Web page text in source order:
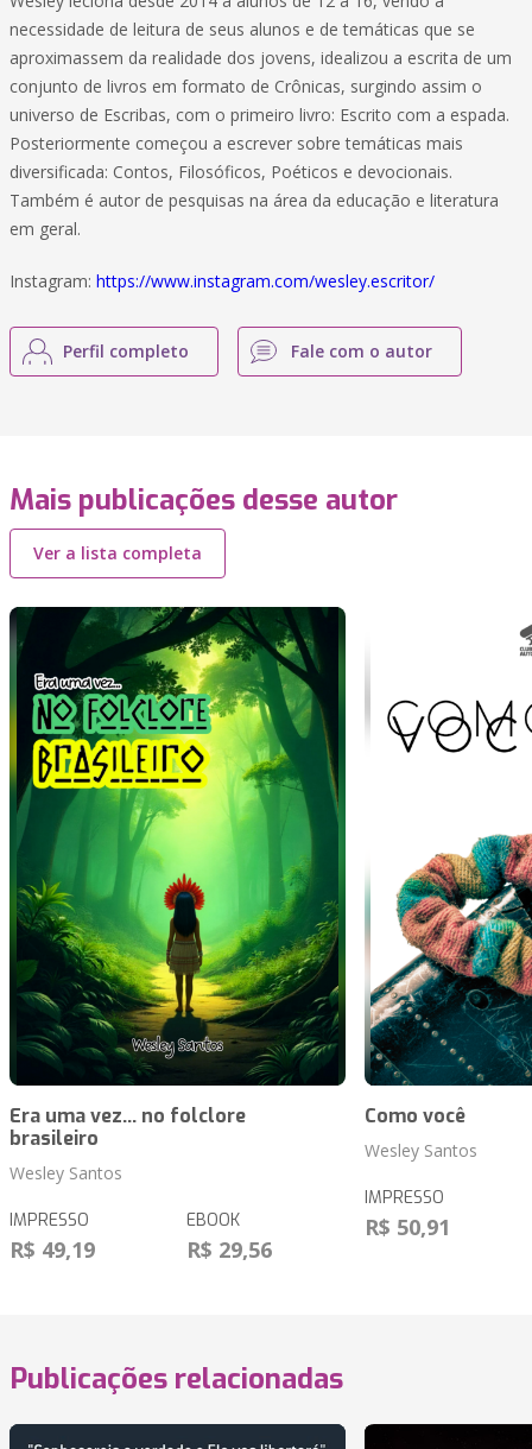
necessidade de leitura de seus alunos e de temáticas que se
aproximassem da realidade dos jovens, idealizou a escrita de um
conjunto de livros em formato de Crônicas, surgindo assim o
universo de Escribas, com o primeiro livro: Escrito com a espada.
Posteriormente começou a escrever sobre temáticas mais
diversificada: Contos, Filosóficos, Poéticos e devocionais.
Também é autor de pesquisas na área da educação e literatura
em geral.
Instagram: https://www.instagram.com/wesley.escritor/
Perfil completo Fale com o autor
Mais publicações desse autor
Ver a lista completa
Era uma vez... no folclore
brasileiro
Wesley Santos
IMPRESSO
R$ 49,19
EBOOK
R$ 29,56
Como você
Wesley Santos
IMPRESSO
R$ 50,91
Publicações relacionadas